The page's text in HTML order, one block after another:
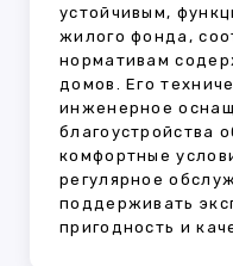
устойчивым,
жилого фонда,
нормативам
домов. Его
инженерное
благоустройства
комфортные
регулярное
поддерживать
пригодность и